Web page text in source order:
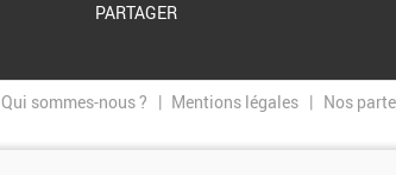
PARTAGER
Qui sommes-nous ? Mentions légales Nos